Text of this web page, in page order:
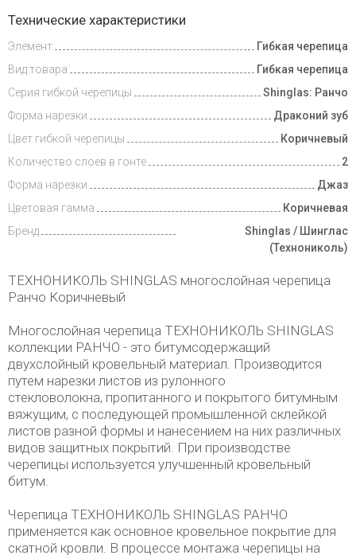
Видеообзоры
Доставка
Технические характеристики
Элемент
Гибкая черепица
Вид товара
Гибкая черепица
Серия гибкой черепицы
Shinglas: Ранчо
Форма нарезки
Драконий зуб
Цвет гибкой черепицы
Коричневый
Количество слоев в гонте
2
Форма нарезки
Джаз
Цветовая гамма
Коричневая
Бренд
Shinglas / Шинглас
(Технониколь)
ТЕХНОНИКОЛЬ SHINGLAS многослойная черепица
Ранчо Коричневый
Многослойная черепица ТЕХНОНИКОЛЬ SHINGLAS
коллекции РАНЧО - это битумсодержащий
двухслойный кровельный материал. Производится
путем нарезки листов из рулонного
стекловолокна, пропитанного и покрытого битумным
вяжущим, с последующей промышленной склейкой
листов разной формы и нанесением на них различных
видов защитных покрытий. При производстве
черепицы используется улучшенный кровельный
битум.
Черепица ТЕХНОНИКОЛЬ SHINGLAS РАНЧО
применяется как основное кровельное покрытие для
скатной кровли. В процессе монтажа черепицы на